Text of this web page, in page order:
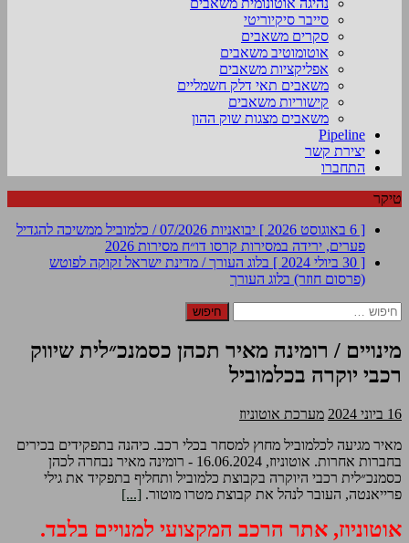
סייבר סיקיוריטי
סקרים משאבים
אוטומוטיב משאבים
אפליקציות משאבים
משאבים תאי דלק חשמליים
קישוריות משאבים
משאבים מצגות שוק ההון
Pipeline
יצירת קשר
התחברו
טיקר
[ 6 באוגוסט 2026 ]
יבואניות 07/2026 / כלמוביל ממשיכה להגדיל
פערים, ירידה במסירות קרסו דו״ח מסירות 2026
[ 30 ביולי 2024 ]
בלוג העורך / מדינת ישראל זקוקה לפוטש
(פרסום חוזר) בלוג העורך
חיפוש:
מינויים / רומינה מאיר תכהן כסמנכ״לית שיווק
רכבי יוקרה בכלמוביל
16 ביוני 2024
מערכת אוטוניוז
מאיר מגיעה לכלמוביל מחוץ למסחר בכלי רכב. כיהנה בתפקידים בכירים
בחברות אחרות. אוטוניוז, 16.06.2024 - רומינה מאיר נבחרה לכהן
כסמנכ״לית רכבי היוקרה בקבוצת כלמוביל ותחליף בתפקיד את גילי
פרייאנטה, העובר לנהל את קבוצת מטרו מוטור. [...]
אוטוניוז, אתר הרכב המקצועי למנויים בלבד.